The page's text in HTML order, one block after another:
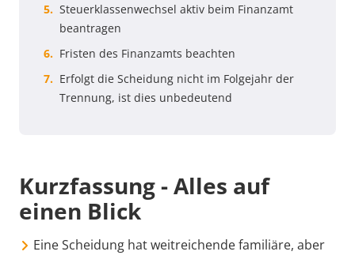
Steuerklassenwechsel aktiv beim Finanzamt
beantragen
Fristen des Finanzamts beachten
Erfolgt die Scheidung nicht im Folgejahr der
Trennung, ist dies unbedeutend
Kurzfassung - Alles auf
einen Blick
Eine Scheidung hat weitreichende familiäre, aber